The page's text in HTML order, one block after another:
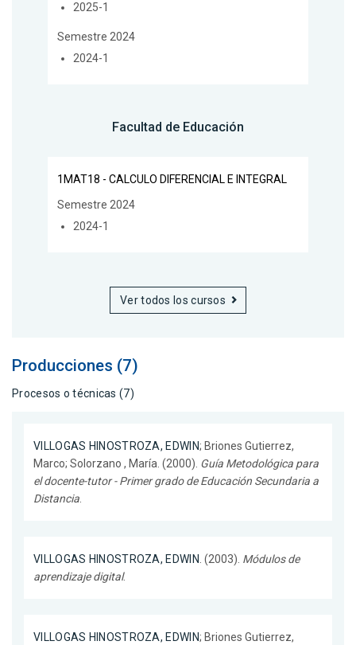
2025-1
Semestre 2024
2024-1
Facultad de Educación
1MAT18 - CALCULO DIFERENCIAL E INTEGRAL
Semestre 2024
2024-1
Ver todos los cursos
Producciones (7)
Procesos o técnicas (7)
VILLOGAS HINOSTROZA, EDWIN; Briones Gutierrez,
Marco; Solorzano , María. (2000). Guía Metodológica para
el docente-tutor - Primer grado de Educación Secundaria a
Distancia
VILLOGAS HINOSTROZA, EDWIN . (2003). Módulos de
aprendizaje digital.
VILLOGAS HINOSTROZA, EDWIN; Briones Gutierrez,